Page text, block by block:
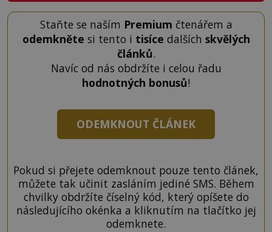
Staňte se naším Premium čtenářem a
odemkněte si tento i tisíce dalších skvělých
článků.
Navíc od nás obdržíte i celou řadu
hodnotných bonusů!
ODEMKNOUT ČLÁNEK
Pokud si přejete odemknout pouze tento článek,
můžete tak učinit zasláním jediné SMS. Během
chvilky obdržíte číselný kód, který opíšete do
následujícího okénka a kliknutím na tlačítko jej
odemknete.